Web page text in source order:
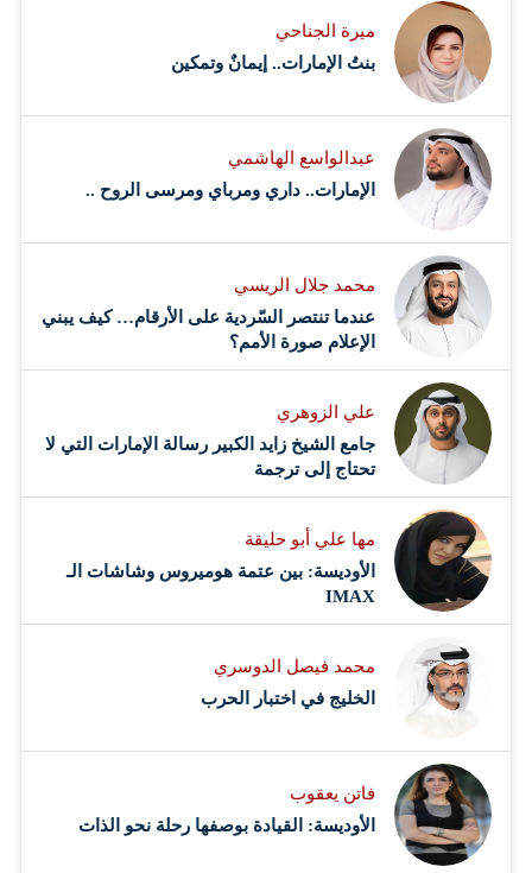
هيئة مكافحة الفساد برأسها لم تتمكن من التفريق بين الشبوك
والتشبيك، وما أفعله في هذه المساحة ليس إلا اجتهاداً شخصياً
للوصول وإياهم لتعريفين دقيقين، وتصحيح لما توصلت إليه
في…
ميرة الجناحي
بنتُ الإمارات.. إيمانٌ وتمكين
عبدالواسع الهاشمي
الإمارات.. داري ومرباي ومرسى الروح ..
محمد جلال الريسي
عندما تنتصر السّردية على الأرقام… كيف يبني
الإعلام صورة الأمم؟
علي الزوهري
جامع الشيخ زايد الكبير رسالة الإمارات التي لا
تحتاج إلى ترجمة
مها علي أبو حليقة
الأوديسة: بين عتمة هوميروس وشاشات الـ
IMAX
محمد فيصل الدوسري ​
‏الخليج في اختبار الحرب
فاتن يعقوب
الأوديسة: القيادة بوصفها رحلة نحو الذات